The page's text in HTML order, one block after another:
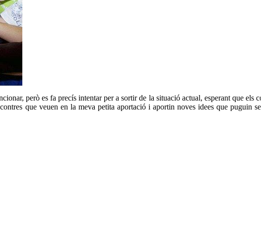
però es fa precís intentar per a sortir de la situació actual, esperant que
que veuen en la meva petita aportació i aportin noves idees que puguin